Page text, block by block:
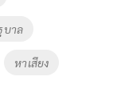
บาล
หาเสียง